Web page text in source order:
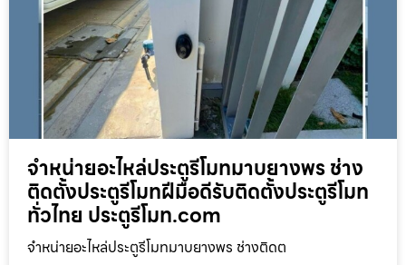
จำหน่ายอะไหล่ประตูรีโมทมาบยางพร ช่าง
ติดตั้งประตูรีโมทฝีมือดีรับติดตั้งประตูรีโมท
ทั่วไทย ประตูรีโมท.com
จำหน่ายอะไหล่ประตูรีโมทมาบยางพร ช่างติดต